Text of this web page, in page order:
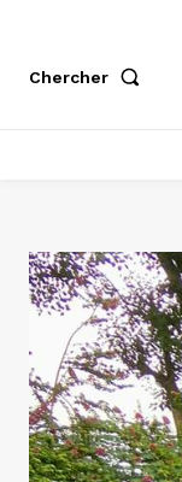
Chercher